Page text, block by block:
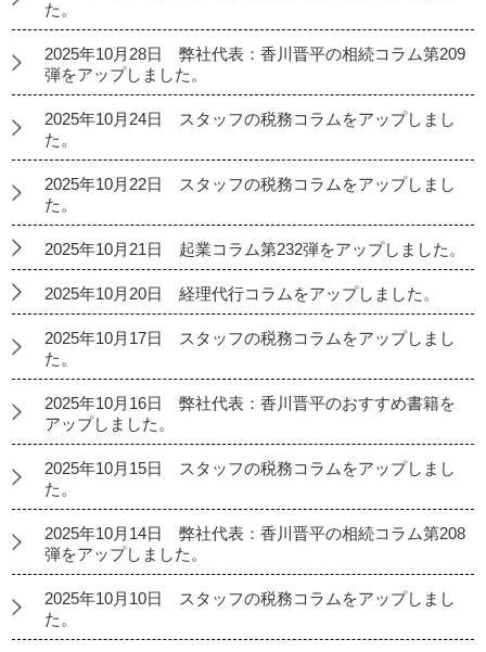
た。
2025年10月28日 弊社代表：香川晋平の相続コラム第209
弾をアップしました。
2025年10月24日 スタッフの税務コラムをアップしまし
た。
2025年10月22日 スタッフの税務コラムをアップしまし
た。
2025年10月21日 起業コラム第232弾をアップしました。
2025年10月20日 経理代行コラムをアップしました。
2025年10月17日 スタッフの税務コラムをアップしまし
た。
2025年10月16日 弊社代表：香川晋平のおすすめ書籍を
アップしました。
2025年10月15日 スタッフの税務コラムをアップしまし
た。
2025年10月14日 弊社代表：香川晋平の相続コラム第208
弾をアップしました。
2025年10月10日 スタッフの税務コラムをアップしまし
た。